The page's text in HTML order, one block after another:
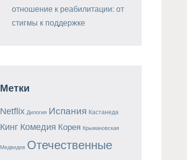
отношение к реабилитации: от
стигмы к поддержке
Метки
Netflix Дилогия Испания Кастанеда
Кинг Комедия Корея Крыжановская
Медведев Отечественные